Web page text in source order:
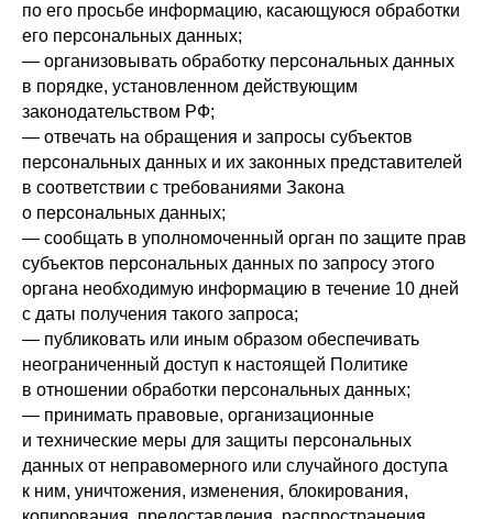
по его просьбе информацию, касающуюся обработки
его персональных данных;
— организовывать обработку персональных данных
в порядке, установленном действующим
законодательством РФ;
— отвечать на обращения и запросы субъектов
персональных данных и их законных представителей
в соответствии с требованиями Закона
о персональных данных;
— сообщать в уполномоченный орган по защите прав
субъектов персональных данных по запросу этого
органа необходимую информацию в течение 10 дней
с даты получения такого запроса;
— публиковать или иным образом обеспечивать
неограниченный доступ к настоящей Политике
в отношении обработки персональных данных;
— принимать правовые, организационные
и технические меры для защиты персональных
данных от неправомерного или случайного доступа
к ним, уничтожения, изменения, блокирования,